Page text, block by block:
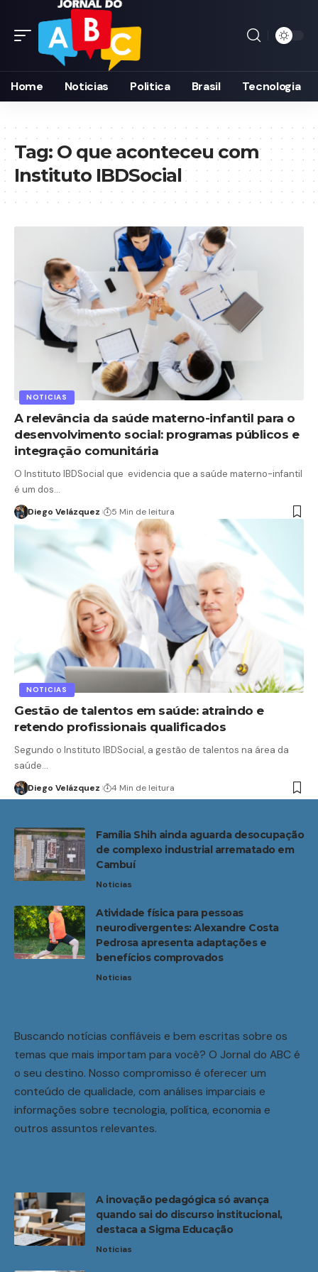
Home Noticias Politica Brasil Tecnologia
Tag: O que aconteceu com
Instituto IBDSocial
NOTICIAS
A relevância da saúde materno-infantil para o
desenvolvimento social: programas públicos e
integração comunitária
O Instituto IBDSocial que evidencia que a saúde materno-infantil
é um dos…
Diego Velázquez 5 Min de leitura
NOTICIAS
Gestão de talentos em saúde: atraindo e
retendo profissionais qualificados
Segundo o Instituto IBDSocial, a gestão de talentos na área da
saúde…
Diego Velázquez 4 Min de leitura
Família Shih ainda aguarda desocupação
de complexo industrial arrematado em
Cambuí
Noticias
Atividade física para pessoas
neurodivergentes: Alexandre Costa
Pedrosa apresenta adaptações e
benefícios comprovados
Noticias
Buscando notícias confiáveis e bem escritas sobre os
temas que mais importam para você? O Jornal do ABC é
o seu destino. Nosso compromisso é oferecer um
conteúdo de qualidade, com análises imparciais e
informações sobre tecnologia, política, economia e
outros assuntos relevantes.
A inovação pedagógica só avança
quando sai do discurso institucional,
destaca a Sigma Educação
Noticias